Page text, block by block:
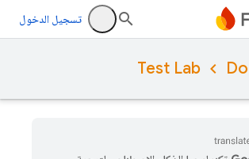
تسجيل الدخول
Test Lab